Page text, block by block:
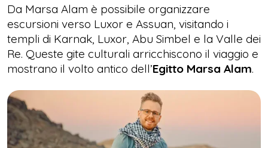
Da Marsa Alam è possibile organizzare
escursioni verso Luxor e Assuan, visitando i
templi di Karnak, Luxor, Abu Simbel e la Valle dei
Re. Queste gite culturali arricchiscono il viaggio e
mostrano il volto antico dell’Egitto Marsa Alam.